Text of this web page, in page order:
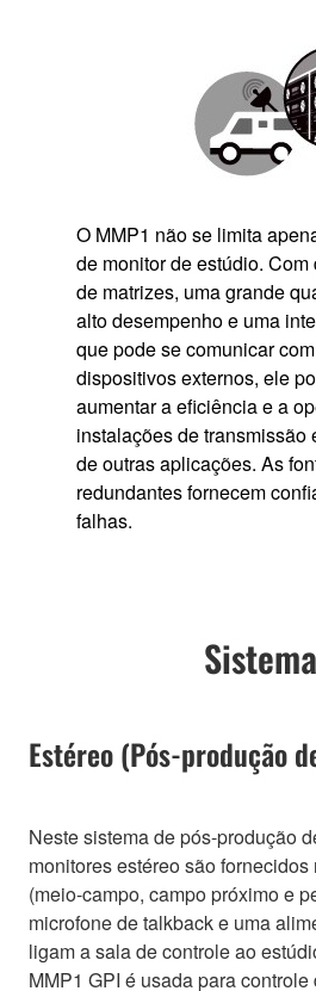
O MMP1 não se limita
de monitor de estúdio.
de matrizes, uma grande
alto desempenho e uma
que pode se comunicar
dispositivos externos, ele
aumentar a eficiência e a
instalações de transmissão
de outras aplicações. As
redundantes fornecem
falhas.
Estéreo (Pós-produção
Neste sistema de pós-produção
monitores estéreo são
(meio-campo, campo próximo e
microfone de talkback e uma
ligam a sala de controle ao
MMP1 GPI é usada para